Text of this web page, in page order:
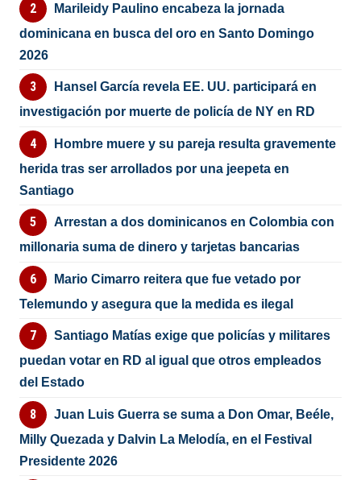
Marileidy Paulino encabeza la jornada
dominicana en busca del oro en Santo Domingo
2026
Hansel García revela EE. UU. participará en
investigación por muerte de policía de NY en RD
Hombre muere y su pareja resulta gravemente
herida tras ser arrollados por una jeepeta en
Santiago
Arrestan a dos dominicanos en Colombia con
millonaria suma de dinero y tarjetas bancarias
Mario Cimarro reitera que fue vetado por
Telemundo y asegura que la medida es ilegal
Santiago Matías exige que policías y militares
puedan votar en RD al igual que otros empleados
del Estado
Juan Luis Guerra se suma a Don Omar, Beéle,
Milly Quezada y Dalvin La Melodía, en el Festival
Presidente 2026